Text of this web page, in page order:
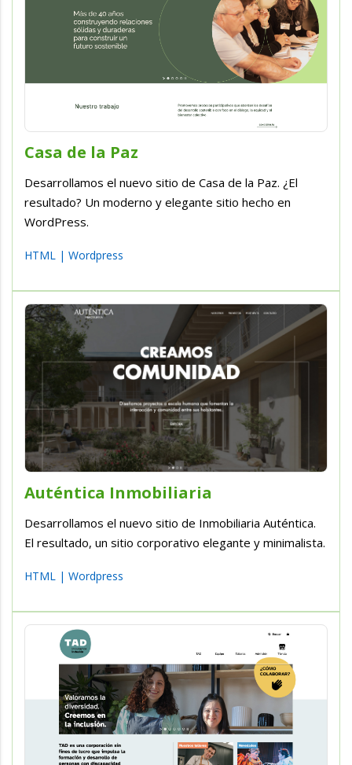
Casa de la Paz
Desarrollamos el nuevo sitio de Casa de la Paz. ¿El
resultado? Un moderno y elegante sitio hecho en
WordPress.
HTML | Wordpress
Auténtica Inmobiliaria
Desarrollamos el nuevo sitio de Inmobiliaria Auténtica.
El resultado, un sitio corporativo elegante y minimalista.
HTML | Wordpress